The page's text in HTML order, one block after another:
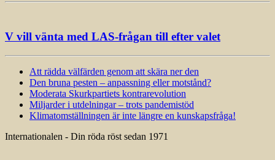
V vill vänta med LAS-frågan till efter valet
Att rädda välfärden genom att skära ner den
Den bruna pesten – anpassning eller motstånd?
Moderata Skurkpartiets kontrarevolution
Miljarder i utdelningar – trots pandemistöd
Klimatomställningen är inte längre en kunskapsfråga!
Internationalen - Din röda röst sedan 1971